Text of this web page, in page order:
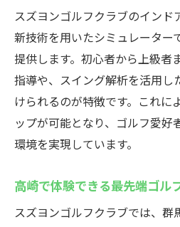
初心者から上級者ま
境
高崎市のインドアゴルフ
力
インドアゴルフスク
を提供
手ぶらで通える利便性
初心者も安心のサポー
実
スズヨンゴルフクラブのインド
新技術を用いたシミュレーター
提供します。初心者から上級者
指導や、スイング解析を活用し
けられるのが特徴です。これに
ップが可能となり、ゴルフ愛好
環境を実現しています。
高崎で体験できる最先端ゴル
スズヨンゴルフクラブでは、群